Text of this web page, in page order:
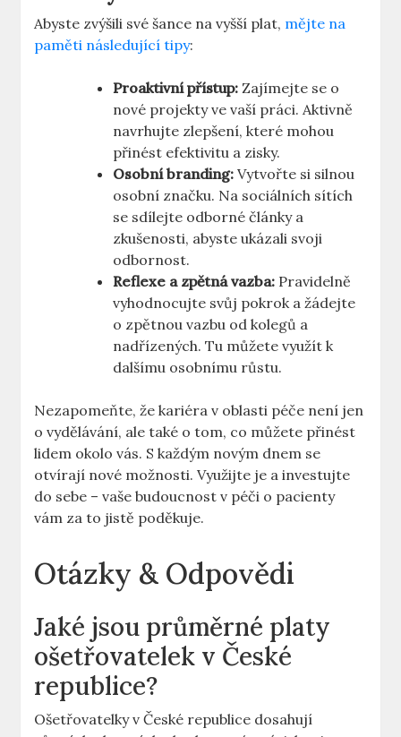
Abyste zvýšili své⁢ šance na vyšší plat, mějte na
paměti následující tipy:
Proaktivní přístup: Zajímejte se o
nové⁢ projekty ve vaší práci. Aktivně
navrhujte zlepšení, které mohou
přinést efektivitu a zisky.
Osobní branding: Vytvořte⁤ si silnou
osobní značku. Na sociálních sítích
se sdílejte odborné články a
zkušenosti, abyste ukázali svoji
odbornost.
Reflexe ​a zpětná vazba: Pravidelně
vyhodnocujte svůj pokrok a žádejte
o zpětnou vazbu od kolegů a
nadřízených. Tu můžete⁤ využít k
dalšímu osobnímu růstu.
Nezapomeňte, že kariéra v oblasti péče ‍není‌ jen
‌o⁣ vydělávání, ale také o tom, ‌co ‌můžete přinést
lidem okolo vás. S každým novým dnem se
otvírají nové možnosti. Využijte je a ‌investujte
do sebe – vaše⁣ budoucnost v péči o pacienty
vám za‍ to jistě‍ poděkuje.
Otázky & Odpovědi
Jaké jsou ​průměrné platy
ošetřovatelek v České
republice?
Ošetřovatelky v České republice dosahují